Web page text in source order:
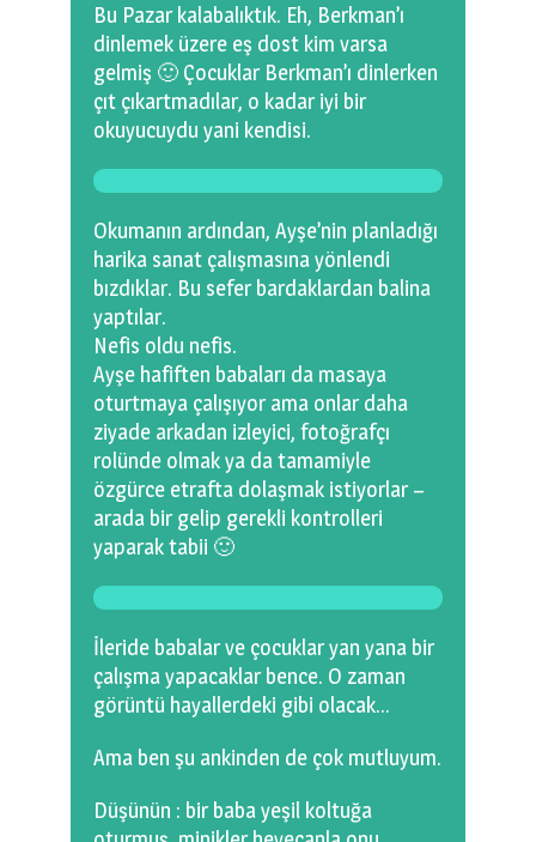
Bu Pazar kalabalıktık. Eh, Berkman’ı
dinlemek üzere eş dost kim varsa
gelmiş 🙂 Çocuklar Berkman’ı dinlerken
çıt çıkartmadılar, o kadar iyi bir
okuyucuydu yani kendisi.
Okumanın ardından, Ayşe’nin planladığı
harika sanat çalışmasına yönlendi
bızdıklar. Bu sefer bardaklardan balina
yaptılar.
Nefis oldu nefis.
Ayşe hafiften babaları da masaya
oturtmaya çalışıyor ama onlar daha
ziyade arkadan izleyici, fotoğrafçı
rolünde olmak ya da tamamiyle
özgürce etrafta dolaşmak istiyorlar –
arada bir gelip gerekli kontrolleri
yaparak tabii 🙂
İleride babalar ve çocuklar yan yana bir
çalışma yapacaklar bence. O zaman
görüntü hayallerdeki gibi olacak…
Ama ben şu ankinden de çok mutluyum.
Düşünün : bir baba yeşil koltuğa